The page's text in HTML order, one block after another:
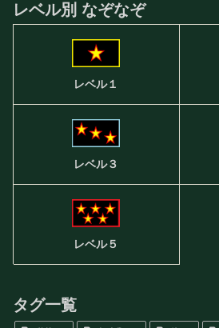
レベル別 なぞなぞ
レベル１
レベル３
レベル５
タグ一覧